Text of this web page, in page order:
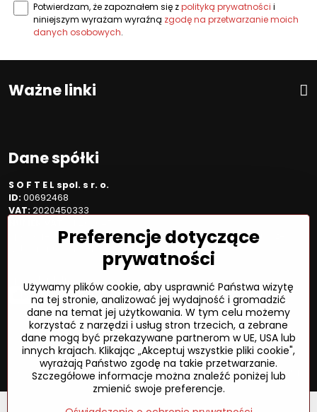
Potwierdzam, że zapoznałem się zpolityką prywatności i
niniejszym wyrażam wyraźną zgodę na przetwarzanie moich
danych osobowych.
Ważne linki
Dane spółki
S O F T E L spol. s r. o.
ID: 00692468
VAT: 2020450333
Spółka jest zarejestrowana w OR OS Žilina, sekcja Sro, proszę
©2026Prawa autorskie
Preferencje dotyczące prywatności
Oświadczenie o ochronie prywatnościStatus zamówienia
Preferencje dotyczące
prywatności
Używamy plików cookie, aby usprawnić Państwa wizytę
na tej stronie, analizować jej wydajność i gromadzić
dane na temat jej użytkowania. W tym celu możemy
korzystać z narzędzi i usług stron trzecich, a zebrane
dane mogą być przekazywane partnerom w UE, USA lub
innych krajach. Klikając „Akceptuj wszystkie pliki cookie",
wyrażają Państwo zgodę na takie przetwarzanie.
Szczegółowe informacje można znaleźć poniżej lub
zmienić swoje preferencje.